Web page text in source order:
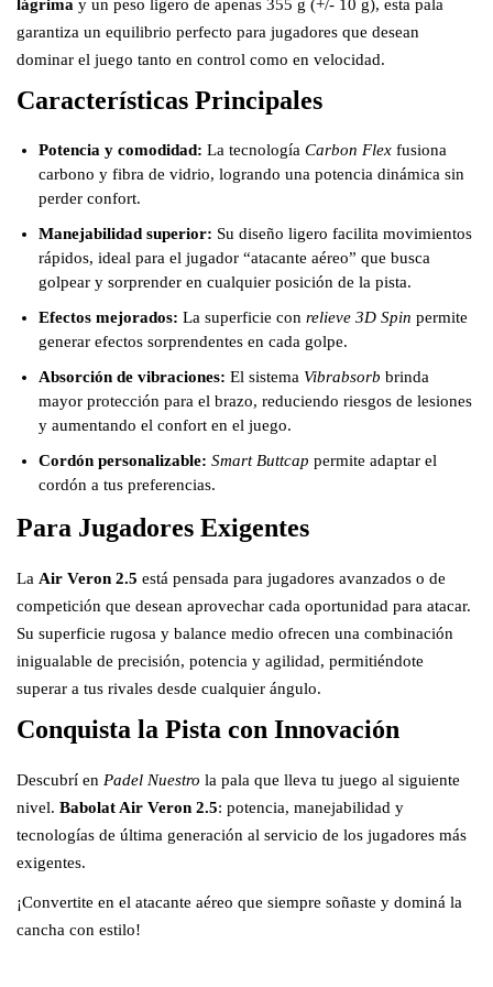
lágrima y un peso ligero de apenas 355 g (+/- 10 g), esta pala
garantiza un equilibrio perfecto para jugadores que desean
dominar el juego tanto en control como en velocidad.
Características Principales
Potencia y comodidad: La tecnología Carbon Flex fusiona
carbono y fibra de vidrio, logrando una potencia dinámica sin
perder confort.
Manejabilidad superior: Su diseño ligero facilita movimientos
rápidos, ideal para el jugador “atacante aéreo” que busca
golpear y sorprender en cualquier posición de la pista.
Efectos mejorados: La superficie con relieve 3D Spin permite
generar efectos sorprendentes en cada golpe.
Absorción de vibraciones: El sistema Vibrabsorb brinda
mayor protección para el brazo, reduciendo riesgos de lesiones
y aumentando el confort en el juego.
Cordón personalizable: Smart Buttcap permite adaptar el
cordón a tus preferencias.
Para Jugadores Exigentes
La Air Veron 2.5 está pensada para jugadores avanzados o de
competición que desean aprovechar cada oportunidad para atacar.
Su superficie rugosa y balance medio ofrecen una combinación
inigualable de precisión, potencia y agilidad, permitiéndote
superar a tus rivales desde cualquier ángulo.
Conquista la Pista con Innovación
Descubrí en Padel Nuestro la pala que lleva tu juego al siguiente
nivel. Babolat Air Veron 2.5: potencia, manejabilidad y
tecnologías de última generación al servicio de los jugadores más
exigentes.
¡Convertite en el atacante aéreo que siempre soñaste y dominá la
cancha con estilo!